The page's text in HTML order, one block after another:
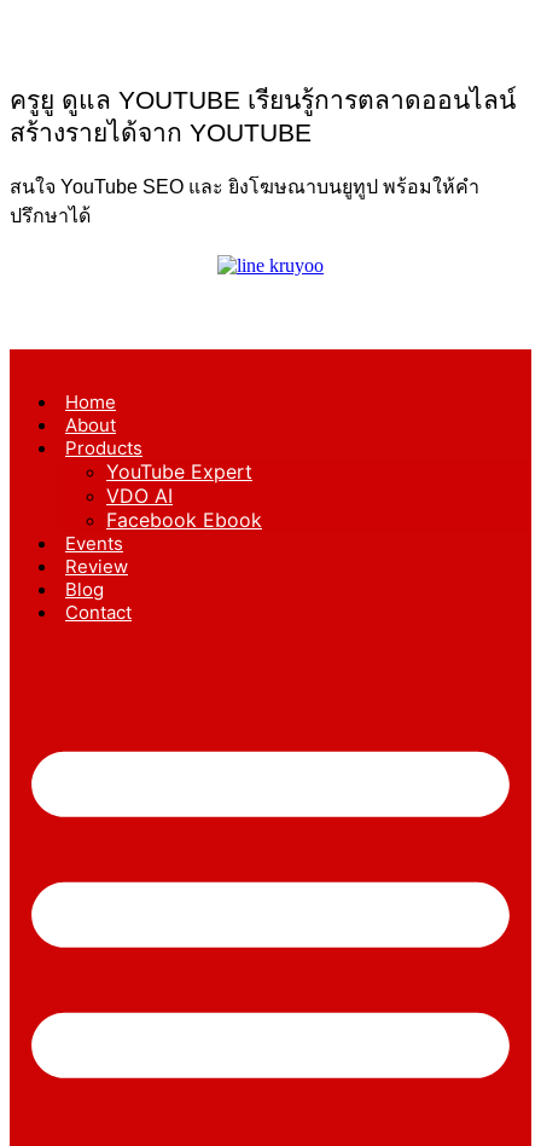
ครูยู ดูแล YOUTUBE เรียนรู้การตลาดออนไลน์
สร้างรายได้จาก YOUTUBE
สนใจ YouTube SEO และ ยิงโฆษณาบนยูทูป พร้อมให้คำ
ปรึกษาได้
Home
About
Products
YouTube Expert
VDO AI
Facebook Ebook
Events
Review
Blog
Contact